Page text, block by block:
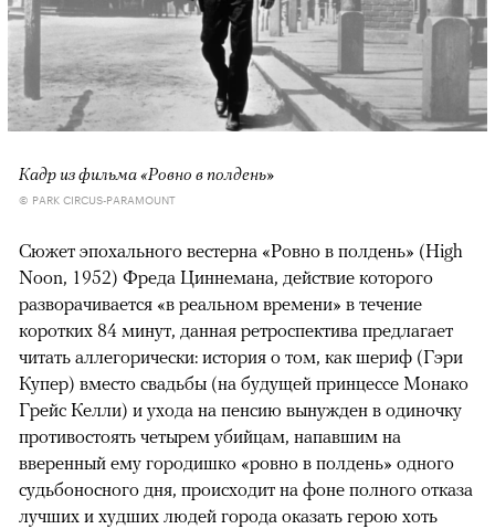
Кадр из фильма «Ровно в полдень»
© PARK CIRCUS-PARAMOUNT
Сюжет эпохального вестерна «Ровно в полдень» (High
Noon, 1952) Фреда Циннемана, действие которого
разворачивается «в реальном времени» в течение
коротких 84 минут, данная ретроспектива предлагает
читать аллегорически: история о том, как шериф (Гэри
Купер) вместо свадьбы (на будущей принцессе Монако
Грейс Келли) и ухода на пенсию вынужден в одиночку
противостоять четырем убийцам, напавшим на
вверенный ему городишко «ровно в полдень» одного
судьбоносного дня, происходит на фоне полного отказа
лучших и худших людей города оказать герою хоть